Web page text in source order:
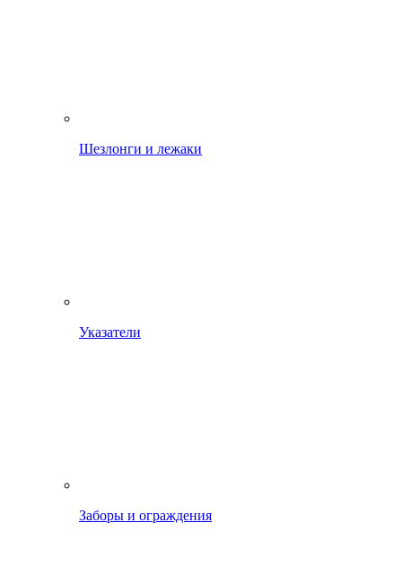
Шезлонги и лежаки
Указатели
Заборы и ограждения